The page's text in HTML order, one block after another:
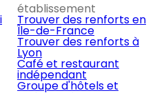
établissement
Trouver des renforts en
Île-de-France
Trouver des renforts à
Lyon
Café et restaurant
indépendant
Groupe d'hôtels et